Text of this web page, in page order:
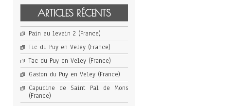
ARTICLES RÉCENTS
Pain au levain 2 (France)
Tic du Puy en Veley (France)
Tac du Puy en Veley (France)
Gaston du Puy en Veley (France)
Capucine de Saint Pal de Mons
(France)